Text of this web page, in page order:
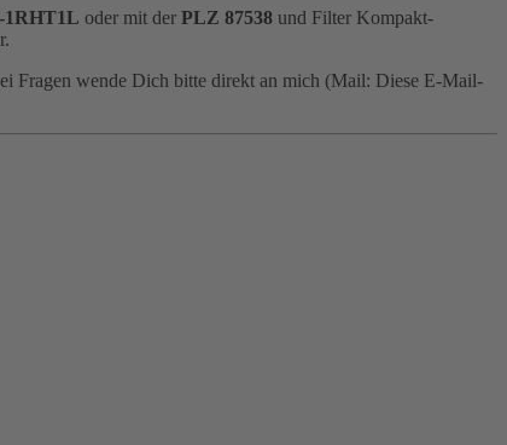
1RHT1L oder mit der PLZ 87538 und Filter Kompakt-
Fragen wende Dich bitte direkt an mich (Mail: Diese E-Mail-